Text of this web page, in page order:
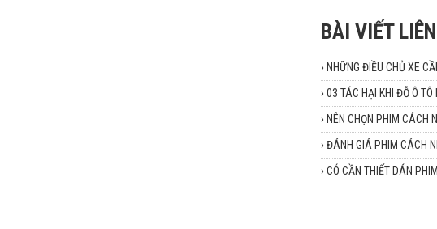
BÀI VIẾT
› NHỮNG ĐIỀU CHỦ XE
› 03 TÁC HẠI KHI ĐỖ Ô TÔ
› NÊN CHỌN PHIM CÁCH
› ĐÁNH GIÁ PHIM CÁCH
› CÓ CẦN THIẾT DÁN